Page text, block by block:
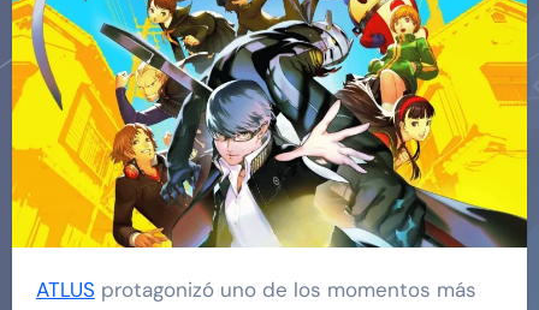
ATLUS protagonizó uno de los momentos más